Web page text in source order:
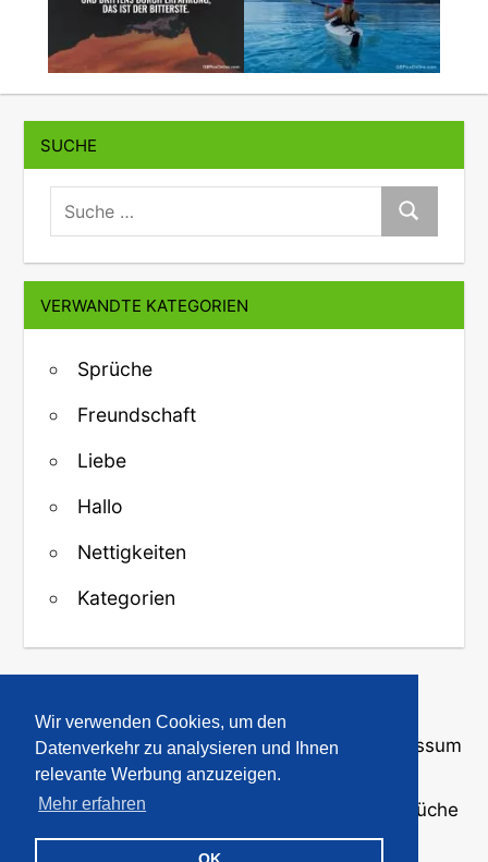
Wir verwenden Cookies, um den
Datenverkehr zu analysieren und Ihnen
relevante Werbung anzuzeigen.
Mehr erfahren
SUCHE
suche:
Suche
VERWANDTE KATEGORIEN
Sprüche
Freundschaft
Liebe
Hallo
Nettigkeiten
Kategorien
↑ Zurück zum Anfang
Über uns·Kontakt·Datenschutz Impressum
© 2008-2026
· Bilder und Sprüche
für WhatsApp und Profile